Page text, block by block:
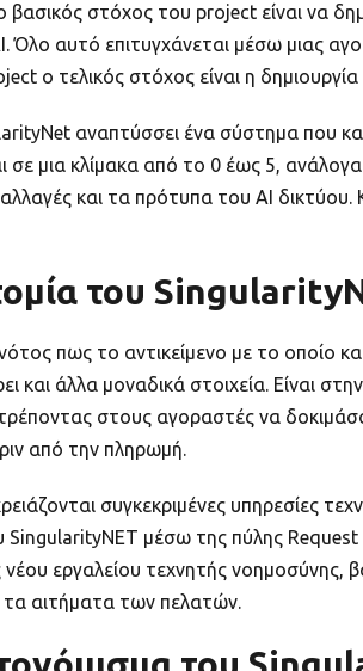
βασικός στόχος του project είναι να
Όλο αυτό επιτυγχάνεται μέσω μιας
ο τελικός στόχος είναι η
αναπτύσσει ένα σύστημα που
σε μια κλίμακα από το 0 έως 5,
και τα πρότυπα του AI
του
πως το αντικείμενο με το οποίο
και άλλα μοναδικά στοιχεία. Είναι
στους αγοραστές να
από την πληρωμή.
συγκεκριμένες υπηρεσίες
μέσω της πύλης
εργαλείου τεχνητής νοημοσύνης,
αιτήματα των πελατών.